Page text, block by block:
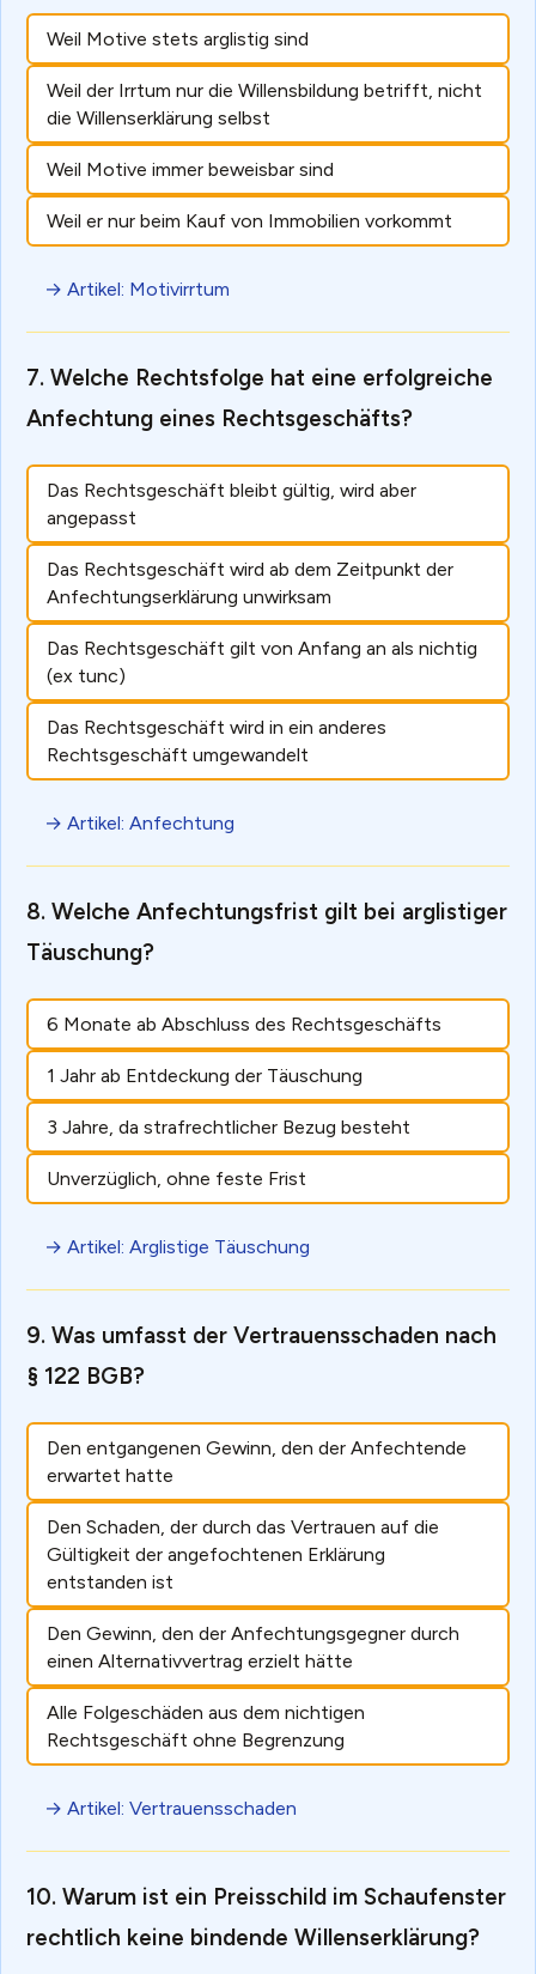
Weil Motive stets arglistig sind
Weil der Irrtum nur die Willensbildung betrifft, nicht
die Willenserklärung selbst
Weil Motive immer beweisbar sind
Weil er nur beim Kauf von Immobilien vorkommt
→ Artikel: Motivirrtum
Welche Rechtsfolge hat eine erfolgreiche
Anfechtung eines Rechtsgeschäfts?
Das Rechtsgeschäft bleibt gültig, wird aber
angepasst
Das Rechtsgeschäft wird ab dem Zeitpunkt der
Anfechtungserklärung unwirksam
Das Rechtsgeschäft gilt von Anfang an als nichtig
(ex tunc)
Das Rechtsgeschäft wird in ein anderes
Rechtsgeschäft umgewandelt
→ Artikel: Anfechtung
Welche Anfechtungsfrist gilt bei arglistiger
Täuschung?
6 Monate ab Abschluss des Rechtsgeschäfts
1 Jahr ab Entdeckung der Täuschung
3 Jahre, da strafrechtlicher Bezug besteht
Unverzüglich, ohne feste Frist
→ Artikel: Arglistige Täuschung
Was umfasst der Vertrauensschaden nach
§ 122 BGB?
Den entgangenen Gewinn, den der Anfechtende
erwartet hatte
Den Schaden, der durch das Vertrauen auf die
Gültigkeit der angefochtenen Erklärung
entstanden ist
Den Gewinn, den der Anfechtungsgegner durch
einen Alternativvertrag erzielt hätte
Alle Folgeschäden aus dem nichtigen
Rechtsgeschäft ohne Begrenzung
→ Artikel: Vertrauensschaden
Warum ist ein Preisschild im Schaufenster
rechtlich keine bindende Willenserklärung?